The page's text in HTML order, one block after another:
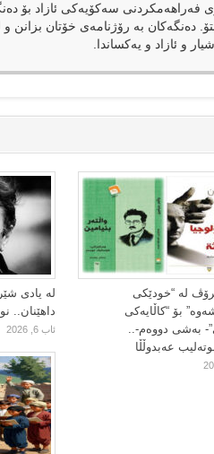
دەنگەکان بە رۆژنامەی خۆتان بزانن و
و ئازاد و یەکساندا.
لە “خودێکی
بۆ “کاڵایەکی
بەشی دووەم-..
عەبدوڵڵا
لە یادی
داهێنان..
ئاب 6, 2026